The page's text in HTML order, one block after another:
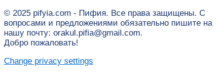
© 2025 pifyia.com - Пифия. Все права защищены. С
вопросами и предложениями обязательно пишите на
нашу почту: orakul.pifia@gmail.com.
Добро пожаловать!
Change privacy settings